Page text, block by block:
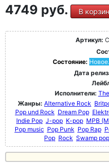
4749 руб. В
Артикул:
Состояние:
Дата
Исполнители:
Жанры: Alternative Rock
Pop und Rock Dream Pop
Indie Pop J-pop K-pop MPB
Pop music Pop Punk Pop Rap
Pop Rock Swamp pop